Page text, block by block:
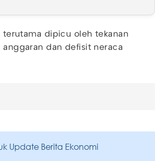
dipicu oleh tekanan
dan defisit neraca
Update Berita Ekonomi